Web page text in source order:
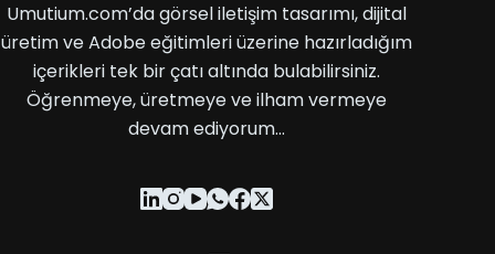
Umutium.com’da görsel iletişim tasarımı, dijital
üretim ve Adobe eğitimleri üzerine hazırladığım
içerikleri tek bir çatı altında bulabilirsiniz.
Öğrenmeye, üretmeye ve ilham vermeye
devam ediyorum…